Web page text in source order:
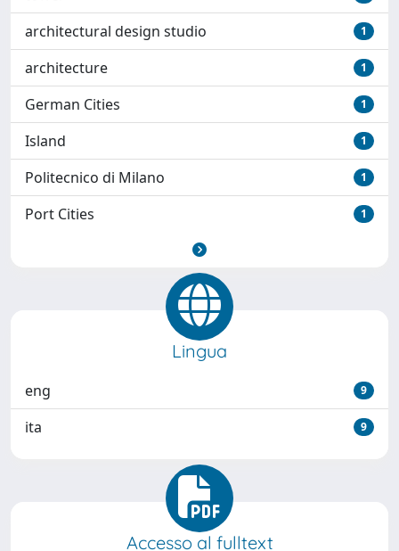
architectural design studio 1
architecture 1
German Cities 1
Island 1
Politecnico di Milano 1
Port Cities 1
Lingua
eng 9
ita 9
Accesso al fulltext